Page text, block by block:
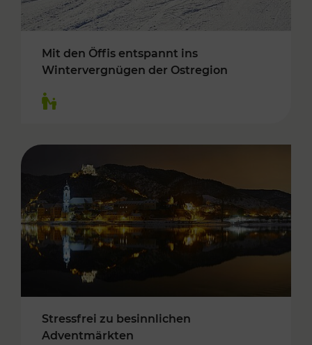
Mit den Öffis entspannt ins
Wintervergnügen der Ostregion
Stressfrei zu besinnlichen
Adventmärkten